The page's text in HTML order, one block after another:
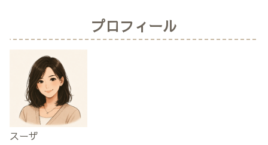
プロフィール
スーザ